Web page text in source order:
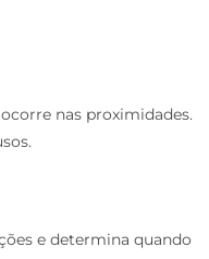
nas proximidades.
e determina quando